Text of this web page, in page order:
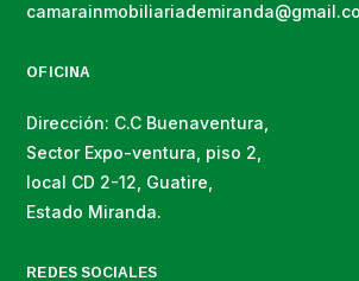
OFICINA
Dirección: C.C Buenaventura,
Sector Expo-ventura, piso 2,
local CD 2-12, Guatire,
Estado Miranda.
REDES SOCIALES